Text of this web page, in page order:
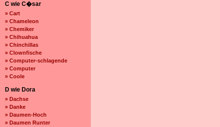
C wie C�sar
» Cart
» Chameleon
» Chemiker
» Chihuahua
» Chinchillas
» Clownfische
» Computer-schlagende
» Computer
» Coole
D wie Dora
» Dachse
» Danke
» Daumen-Hoch
» Daumen Runter